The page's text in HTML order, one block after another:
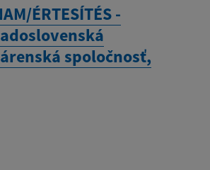
ÉRTESÍTÉS -
spoločnosť,